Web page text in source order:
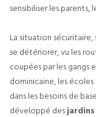
sensibiliser les parents,
La situation
se détériorer, vu les
coupées par les
dominicaine, les écoles
dans les besoins de
développé des